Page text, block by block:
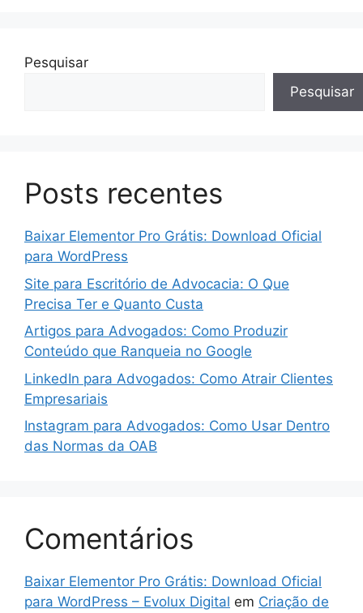
Pesquisar
Pesquisar
Posts recentes
Baixar Elementor Pro Grátis: Download Oficial
para WordPress
Site para Escritório de Advocacia: O Que
Precisa Ter e Quanto Custa
Artigos para Advogados: Como Produzir
Conteúdo que Ranqueia no Google
LinkedIn para Advogados: Como Atrair Clientes
Empresariais
Instagram para Advogados: Como Usar Dentro
das Normas da OAB
Comentários
Baixar Elementor Pro Grátis: Download Oficial
para WordPress – Evolux Digital em Criação de